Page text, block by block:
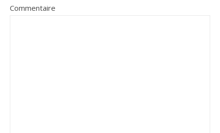
Commentaire